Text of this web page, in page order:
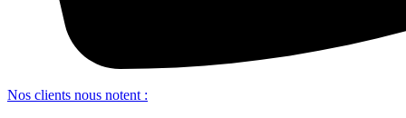
Nos clients nous notent :